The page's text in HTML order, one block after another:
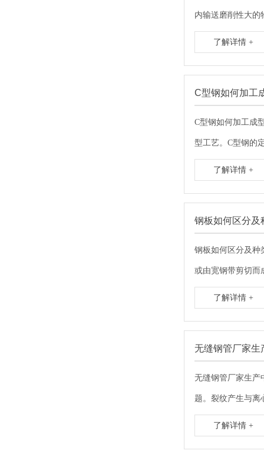
内输送磨削性大的
了解详情 +
C型钢如何加工
C型钢如何加工成
型工艺。C型钢的
了解详情 +
钢板如何区分及
钢板如何区分及种
或由宽钢带剪切而
了解详情 +
无缝钢管厂家生
无缝钢管厂家生
题。裂纹产生与离
了解详情 +